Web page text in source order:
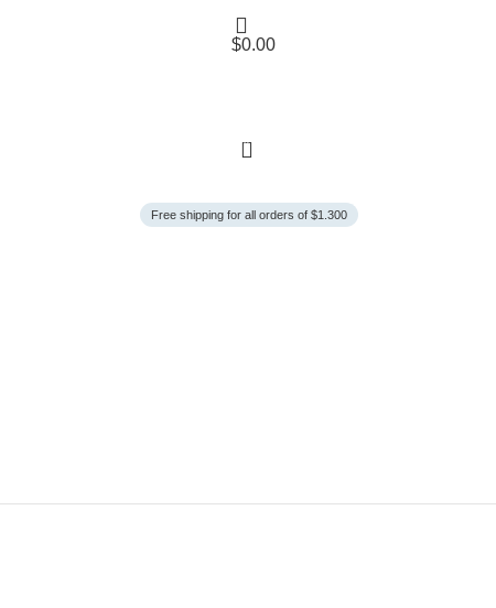
$0.00
0
Free shipping for all orders of $1.300